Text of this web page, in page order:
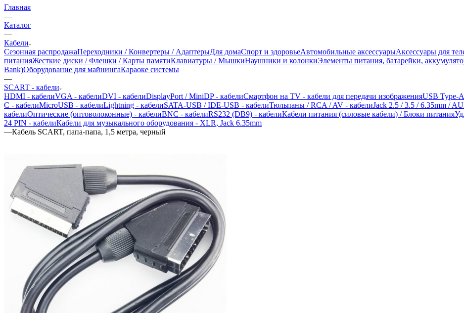
Главная
—
Каталог
—
Кабели
Сезонная распродажаПереходники / Конвертеры / АдаптерыДля домаСпорт и здоровьеАвтомобильные аксессуарыАксессуары для
питанияЖесткие диски / Флешки / Карты памятиКлавиатуры / МышкиНаушники и колонкиЭлементы питания, батарейки,
Bank)Оборудование для майнингаКараоке системы
—
SCART - кабели
HDMI - кабелиVGA - кабелиDVI - кабелиDisplayPort / MiniDP - кабелиСмартфон на TV - кабели для передачи изображенияUSB Type-
C - кабелиMicroUSB - кабелиLightning - кабелиSATA-USB / IDE-USB - кабелиТюльпаны / RCA / AV - кабелиJack 2.5 / 3.5 / 6.35mm /
кабелиОптические (оптоволоконные) - кабелиBNC - кабелиRS232 (DB9) - кабелиКабели питания (силовые кабели) / Блоки питания
24 PIN - кабелиКабели для музыкального оборудования - XLR, Jack 6.35mm
—Кабель SCART, папа-папа, 1,5 метра, черный